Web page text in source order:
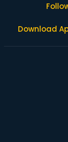
Download